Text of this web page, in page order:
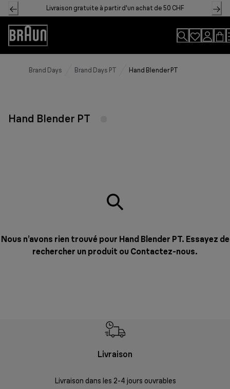
Skip
to
Content
Livraison gratuite à partir d'un achat de 50 CHF
Accessibility
Statement
Brand Days Brand Days PT Hand Blender PT
Hand Blender PT
Nous n’avons rien trouvé pour Hand Blender PT. Essayez de
rechercher un produit ou Contactez-nous.
Livraison
Livraison dans les 2-4 jours ouvrables